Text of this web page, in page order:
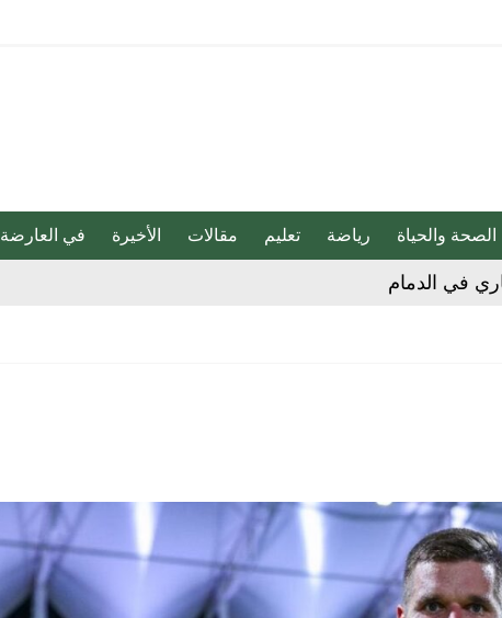
الصحة والحياة رياضة تعليم مقالات الأخيرة في العارضة
في الدمام
من إدانة للهجمات التي شنتها ميليشيا الحوثي
خطر الإصابة بالزهايمر بنسبة 40%
يختتمان “كاوست الصيفي ” للذكاء الاصطناعي
المدارس وتوقف الملاحة تحسبًا لكارثة